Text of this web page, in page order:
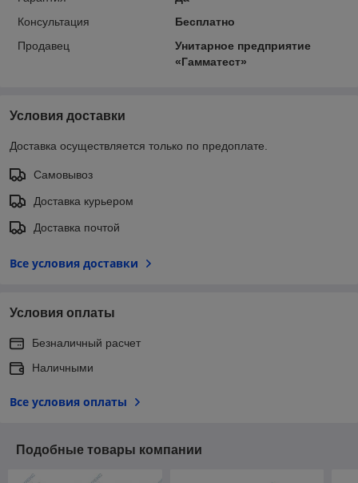
Консультация
Бесплатно
Продавец
Унитарное предприятие
«Гамматест»
Условия доставки
Доставка осуществляется только по предоплате.
Самовывоз
Доставка курьером
Доставка почтой
Все условия доставки
Условия оплаты
Безналичный расчет
Наличными
Все условия оплаты
Подобные товары компании